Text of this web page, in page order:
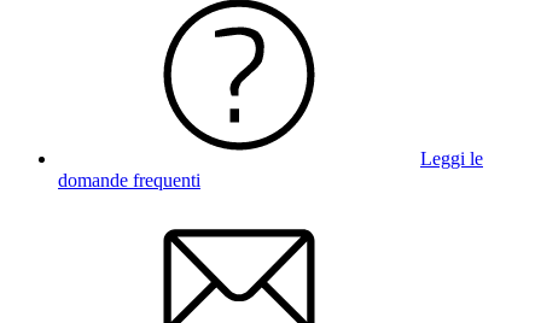
Leggi le
domande frequenti